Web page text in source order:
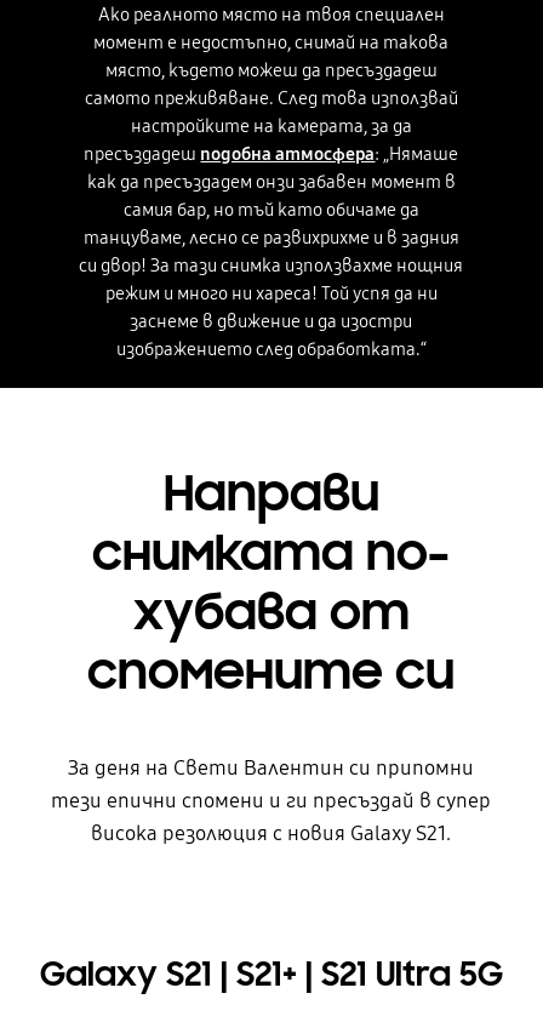
Ако реалното място на твоя специален
момент е недостъпно, снимай на такова
място, където можеш да пресъздадеш
самото преживяване. След това използвай
настройките на камерата, за да
пресъздадеш подобна атмосфера: „Нямаше
как да пресъздадем онзи забавен момент в
самия бар, но тъй като обичаме да
танцуваме, лесно се развихрихме и в задния
си двор! За тази снимка използвахме нощния
режим и много ни хареса! Той успя да ни
заснеме в движение и да изостри
изображението след обработката.“
Направи
снимката по-
хубава от
спомените си
За деня на Свети Валентин си припомни
тези епични спомени и ги пресъздай в супер
висока резолюция с новия Galaxy S21.
Galaxy S21 | S21+ | S21 Ultra 5G